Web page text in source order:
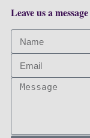
Leave us a message